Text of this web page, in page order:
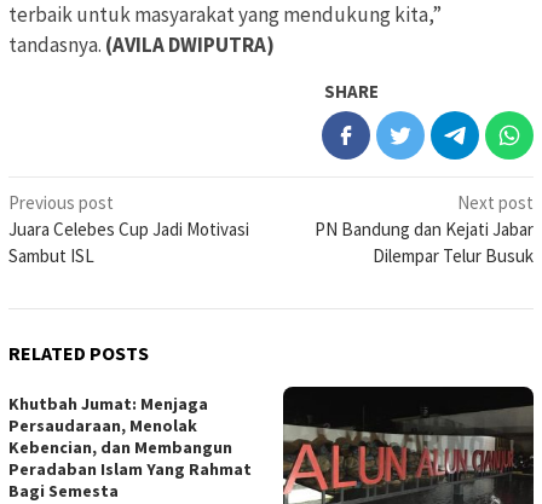
terbaik untuk masyarakat yang mendukung kita,”
tandasnya. (AVILA DWIPUTRA)
SHARE
Post
navigation
Previous post
Juara Celebes Cup Jadi Motivasi
Sambut ISL
Next post
PN Bandung dan Kejati Jabar
Dilempar Telur Busuk
RELATED POSTS
Khutbah Jumat: Menjaga
Persaudaraan, Menolak
Kebencian, dan Membangun
Peradaban Islam Yang Rahmat
Bagi Semesta